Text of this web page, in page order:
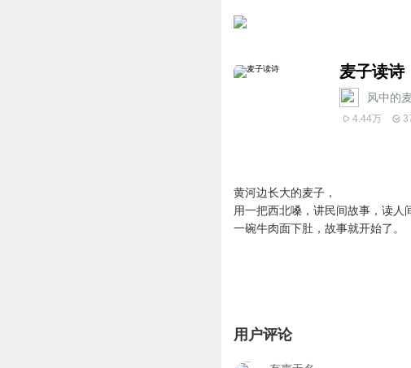
麦子读诗
风中的
4.44万
黄河边长大的麦子，
用一把西北嗓，讲民间故事，读人
一碗牛肉面下肚，故事就开始了。
用户评论